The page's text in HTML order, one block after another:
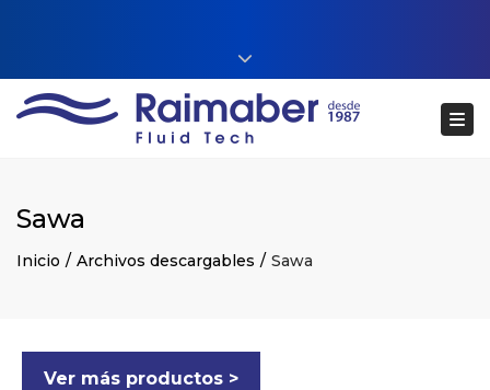
web@raimaberfluidtech.com
Close top bar
Sawa
Inicio Archivos descargables Sawa
Ver más productos >